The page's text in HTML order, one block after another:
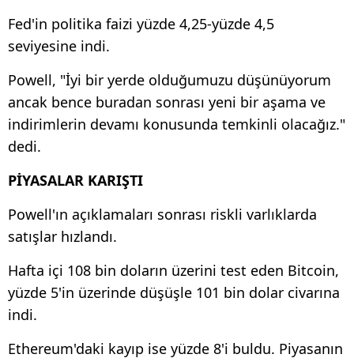
Fed'in politika faizi yüzde 4,25-yüzde 4,5
seviyesine indi.
Powell, "İyi bir yerde olduğumuzu düşünüyorum
ancak bence buradan sonrası yeni bir aşama ve
indirimlerin devamı konusunda temkinli olacağız."
dedi.
PİYASALAR KARIŞTI
Powell'ın açıklamaları sonrası riskli varlıklarda
satışlar hızlandı.
Hafta içi 108 bin doların üzerini test eden Bitcoin,
yüzde 5'in üzerinde düşüşle 101 bin dolar civarına
indi.
Ethereum'daki kayıp ise yüzde 8'i buldu. Piyasanın